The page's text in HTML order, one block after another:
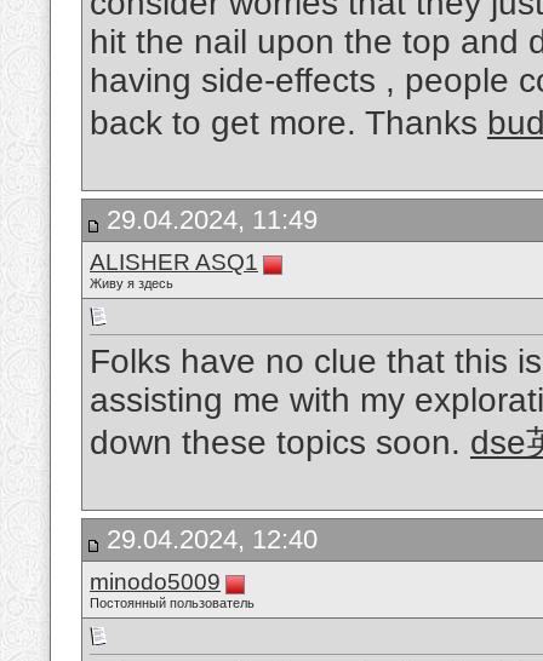
hit the nail upon the top and
having side-effects , people
back to get more. Thanks
29.04.2024, 11:49
ALISHER ASQ1
Живу я здесь
Folks have no clue that this
assisting me with my
down these topics soon. dse
29.04.2024, 12:40
minodo5009
Постоянный пользователь